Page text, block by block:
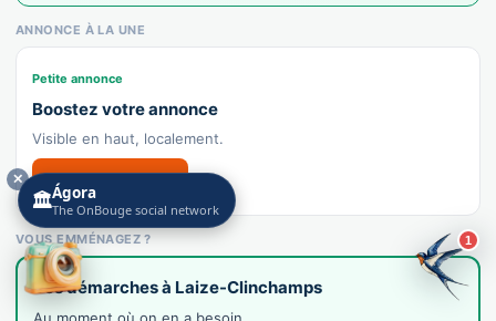
1
ANNONCE À LA UNE
Petite annonce
Boostez votre annonce
Visible en haut, localement.
Mettre à la une →
VOUS EMMÉNAGEZ ?
Vos démarches à Laize-Clinchamps
Au moment où on en a besoin.
🏛️Ágora
The OnBouge social network
✕